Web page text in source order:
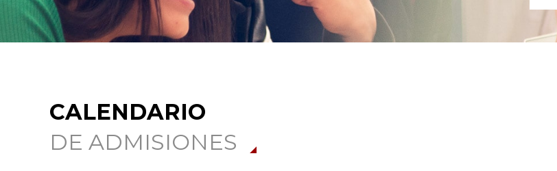
CALENDARIO
DE ADMISIONES